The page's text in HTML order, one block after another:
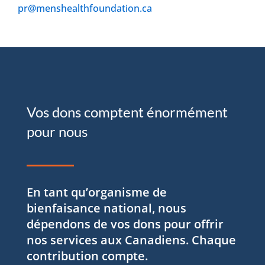
pr@menshealthfoundation.ca
Vos dons comptent énormément
pour nous
En tant qu’organisme de
bienfaisance national, nous
dépendons de vos dons pour offrir
nos services aux Canadiens. Chaque
contribution compte.